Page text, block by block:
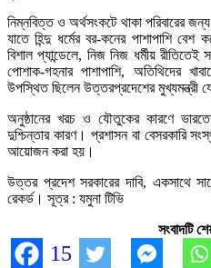
নিম্নবিত্ত ও অর্থসংকটে থাকা পরিবারের
যাতে হিন্দু ধর্মের বর-কনের পাশাপাশি
বিশাল প্যান্ডেলে, নিজ নিজ ধর্মীয়
পোশাক-গহনার পাশাপাশি, অতিথিদের
উপস্থিত ছিলেন উত্তরপ্রদেশের মুখ্যমন্ত্রী
অনুষ্ঠানের খরচ ও যৌতুকের কারণে
দুশ্চিন্তার কারণ। প্রশাসন বা বেসরকারি
আয়োজন করা হয়।
উত্তর প্রদেশ সরকারের দাবি, একসাথে
রেকর্ড। সূত্র : যমুনা টিভি
সংবাদটি
15